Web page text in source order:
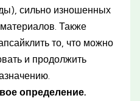
сильно изношенных
Также
то, что можно
и продолжить
определение.